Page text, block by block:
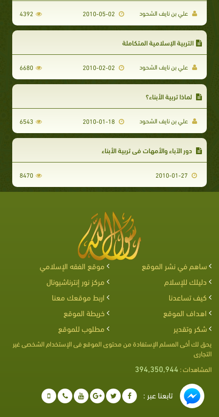
علي بن نايف الشحود 4392
التربية الإسلامية المتكاملة
علي بن نايف الشحود 6680
لماذا تربية الأبناء؟
علي بن نايف الشحود 6543
دور الآباء والأمهات في تربية الأبناء
8470
ساهم في نشر الموقع
موقع الفقه الإسلامي
دليلك للإسلام
مركز نور إنترناشيونال
كيف تساعدنا
اربط موقعك معنا
اهداف الموقع
خريطة الموقع
شكر وتقدير
مطلوب للموقع
يحق لك أخى المسلم الإستفادة من محتوى الموقع فى الإستخدام الشخصى غير
التجارى
المشاهدات : 394,350,944
تابعنا عبر :